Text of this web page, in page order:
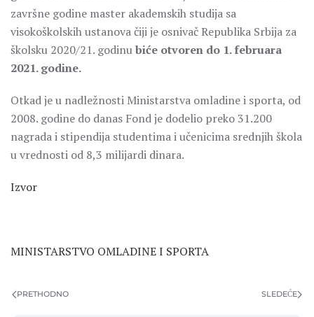
završne godine master akademskih studija sa
visokoškolskih ustanova čiji je osnivač Republika Srbija za
školsku 2020/21. godinubiće otvoren do 1. februara
2021. godine.
Otkad je u nadležnosti Ministarstva omladine i sporta, od
2008. godine do danas Fond je dodelio preko 31.200
nagrada i stipendija studentima i učenicima srednjih škola
u vrednosti od 8,3 milijardi dinara.
Izvor
MINISTARSTVO OMLADINE I SPORTA
PRETHODNO SLEDEĆE